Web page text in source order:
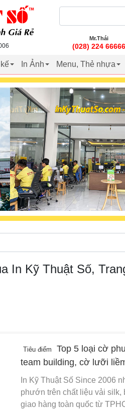
Mr.Thái
(028) 224 66666
In Ảnh Menu, Thẻ nhựa
In Kỹ Thuật Số,
Tiêu điểm
Top 5 loại cờ
team building, cờ lưỡi
In Kỹ Thuật Số Since 2006
phướn trên chất liệu vải silk,
giao hàng toàn quốc từ